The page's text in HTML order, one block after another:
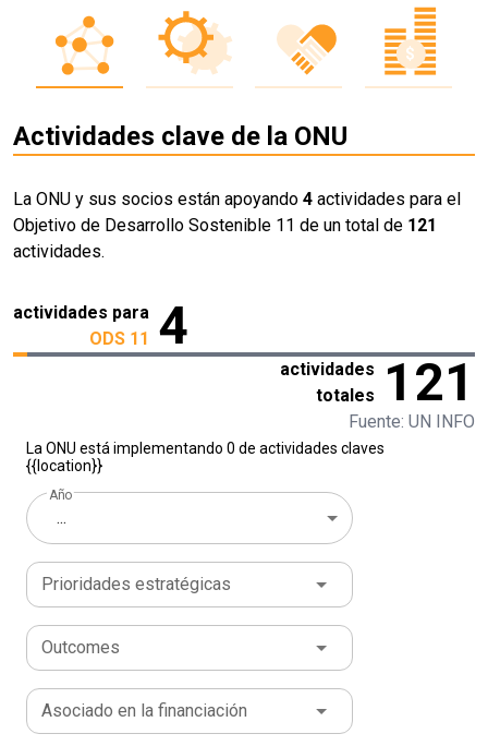
Actividades clave de la ONU
La ONU y sus socios están apoyando 4 actividades para el
Objetivo de Desarrollo Sostenible 11 de un total de 121
actividades.
actividades para
ODS 11
4
actividades
totales
121
Fuente: UN INFO
La ONU está implementando 0 de actividades claves
{{location}}
Año
...
Prioridades estratégicas
Outcomes
Asociado en la financiación